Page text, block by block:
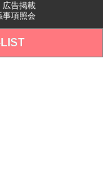
広告掲載
事項照会